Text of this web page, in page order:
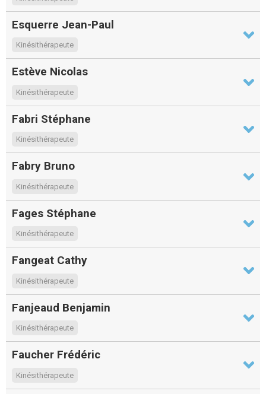
Esquerre Jean-Paul
Kinésithérapeute
Estève Nicolas
Kinésithérapeute
Fabri Stéphane
Kinésithérapeute
Fabry Bruno
Kinésithérapeute
Fages Stéphane
Kinésithérapeute
Fangeat Cathy
Kinésithérapeute
Fanjeaud Benjamin
Kinésithérapeute
Faucher Frédéric
Kinésithérapeute